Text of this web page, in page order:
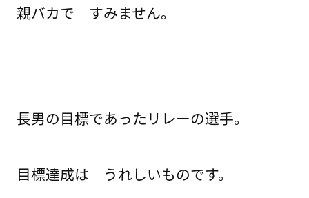
親バカで すみません。
長男の目標であったリレーの選手。
目標達成は うれしいものです。